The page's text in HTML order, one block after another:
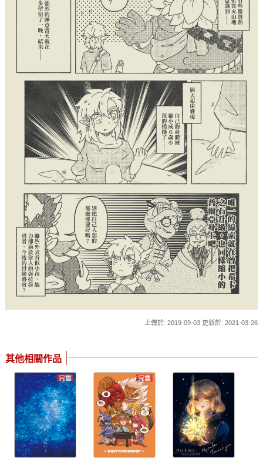
上傳於: 2019-09-03 更新於: 2021-03-26
其他相關作品